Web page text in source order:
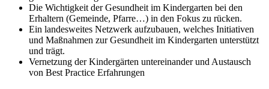
Die Wichtigkeit der Gesundheit im Kindergarten bei den
Erhaltern (Gemeinde, Pfarre…) in den Fokus zu rücken.
Ein landesweites Netzwerk aufzubauen, welches Initiativen
und Maßnahmen zur Gesundheit im Kindergarten unterstützt
und trägt.
Vernetzung der Kindergärten untereinander und Austausch
von Best Practice Erfahrungen